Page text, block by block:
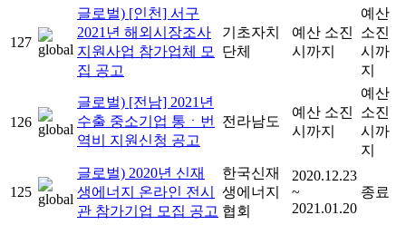
127
글로벌) [인천] 서구
2021년 해외시장조사
지원사업 참가업체 모
집 공고
기초자치
단체
예산 소진
시까지
예산
소진
시까
지
126
글로벌) [전남] 2021년
수출 중소기업 통ㆍ번
역비 지원신청 공고
전라남도
예산 소진
시까지
예산
소진
시까
지
125
글로벌) 2020년 신재
생에너지 온라인 전시
관 참가기업 모집 공고
한국신재
생에너지
협회
2020.12.23
~
2021.01.20
종료